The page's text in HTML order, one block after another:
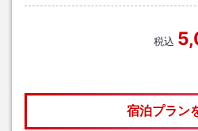
ルがあります。バスの場合は、十三塚バ
税込
宿泊プラン